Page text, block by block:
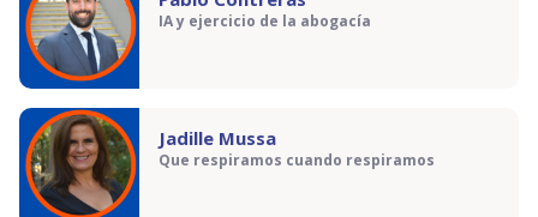
IA y ejercicio de la abogacía
Jadille Mussa
Que respiramos cuando respiramos